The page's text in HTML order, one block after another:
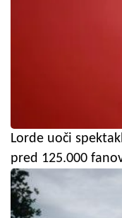
Lorde uoči
pred 125.000